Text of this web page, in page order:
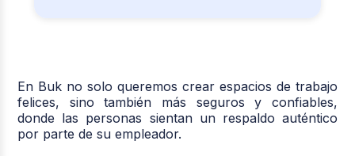
En Buk no solo queremos crear espacios de trabajo
felices, sino también más seguros y confiables,
donde las personas sientan un respaldo auténtico
por parte de su empleador.